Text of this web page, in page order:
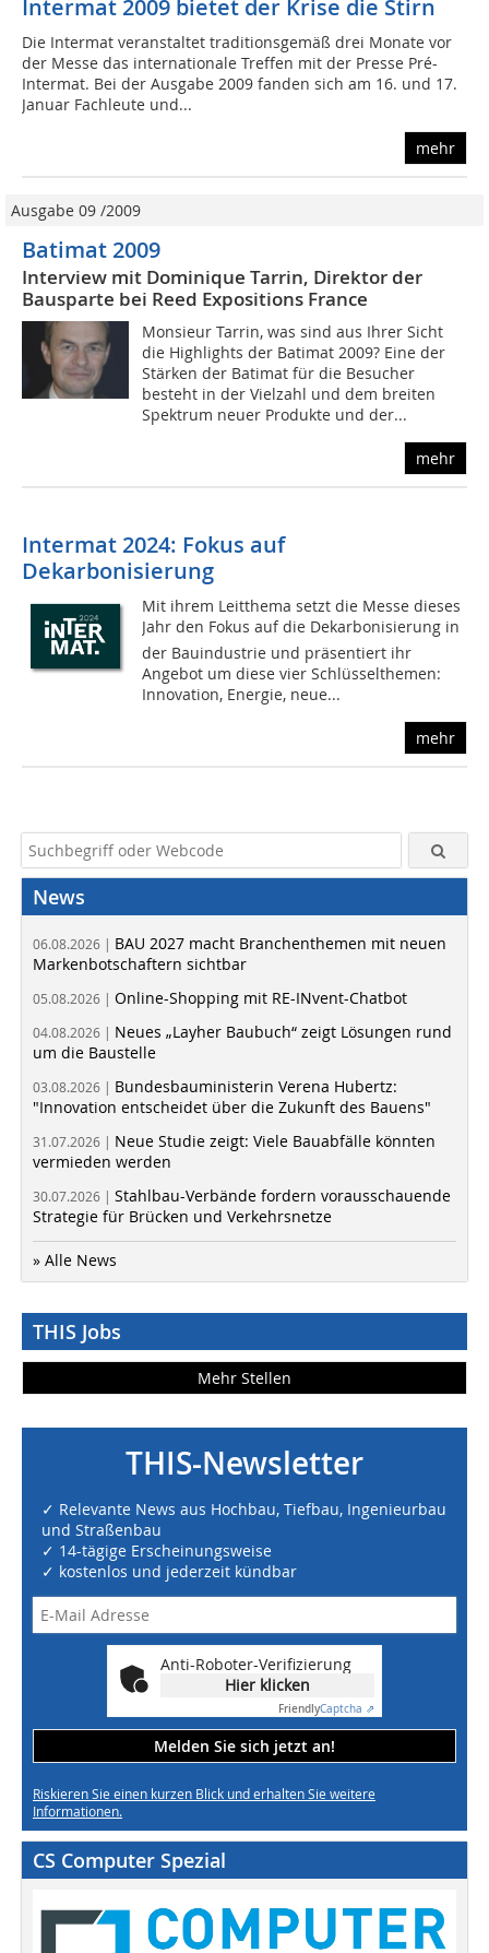
Intermat 2009 bietet der Krise die Stirn
Die Intermat veranstaltet traditionsgemäß drei Monate vor
der Messe das internationale Treffen mit der Presse Pré-
Intermat. Bei der Ausgabe 2009 fanden sich am 16. und 17.
Januar Fachleute und...
mehr
Ausgabe 09 /2009
Batimat 2009
Interview mit Dominique Tarrin, Direktor der
Bausparte bei Reed Expositions France
Monsieur Tarrin, was sind aus Ihrer Sicht
die Highlights der Batimat 2009? Eine der
Stärken der Batimat für die Besucher
besteht in der Vielzahl und dem breiten
Spektrum neuer Produkte und der...
mehr
Intermat 2024: Fokus auf
Dekarbonisierung
Mit ihrem Leitthema setzt die Messe dieses
Jahr den Fokus auf die Dekarbonisierung in
der Bauindustrie und präsentiert ihr
Angebot um diese vier Schlüsselthemen:
Innovation, Energie, neue...
mehr
News
06.08.2026 | BAU 2027 macht Branchenthemen mit neuen
Markenbotschaftern sichtbar
05.08.2026 | Online-Shopping mit RE-INvent-Chatbot
04.08.2026 | Neues „Layher Baubuch“ zeigt Lösungen rund
um die Baustelle
03.08.2026 | Bundesbauministerin Verena Hubertz:
"Innovation entscheidet über die Zukunft des Bauens"
31.07.2026 | Neue Studie zeigt: Viele Bauabfälle könnten
vermieden werden
30.07.2026 | Stahlbau-Verbände fordern vorausschauende
Strategie für Brücken und Verkehrsnetze
» Alle News
THIS Jobs
Mehr Stellen
THIS-Newsletter
✓ Relevante News aus Hochbau, Tiefbau, Ingenieurbau
und Straßenbau
✓ 14-tägige Erscheinungsweise
✓ kostenlos und jederzeit kündbar
Anti-Roboter-Verifizierung
Hier klicken
FriendlyCaptcha ⇗
Melden Sie sich jetzt an!
Riskieren Sie einen kurzen Blick und erhalten Sie weitere
Informationen.
CS Computer Spezial